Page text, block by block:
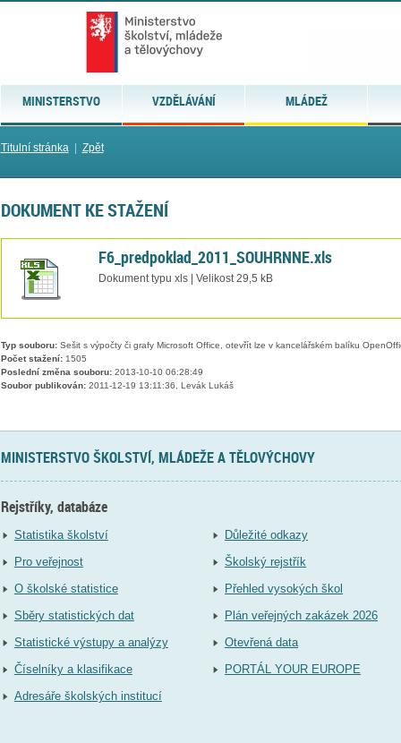
MINISTERSTVO VZDĚLÁVÁNÍ MLÁDEŽ
Titulní stránka| Zpět
DOKUMENT KE STAŽENÍ
F6_predpoklad_2011_SOUHRNNE.xls
Dokument typu xls | Velikost 29,5 kB
Typ souboru:Sešit s výpočty či grafy Microsoft Office, otevřít lze v kancelářském balíku
Počet stažení:1505
Poslední změna souboru:2013-10-10 06:28:49
Soubor publikován:2011-12-19 13:11:36, Levák Lukáš
MINISTERSTVO ŠKOLSTVÍ, MLÁDEŽE A TĚLOVÝCHOVY
Rejstříky, databáze
Statistika školství
Pro veřejnost
O školské statistice
Sběry statistických dat
Statistické výstupy a analýzy
Číselníky a klasifikace
Adresáře školských institucí
Důležité odkazy
Školský rejstřík
Přehled vysokých škol
Plán veřejných zakázek 2026
Otevřená data
PORTÁL YOUR EUROPE